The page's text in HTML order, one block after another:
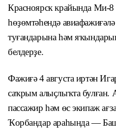
Красноярск крайында Ми-8
һөҙөмтәһендә
туғандарына һәм
белдерҙе.
Фажиғә 4 августа иртән
саҡрым алыҫлыҡта булған.
пассажир һәм өс экипаж
Ҡорбандар араһында —